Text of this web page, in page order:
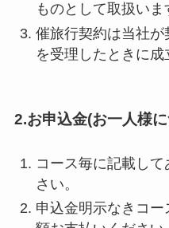
ものとして取扱いま
催旅行契約は当社
を受理したときに成
2.お申込金(お一人様
コース毎に記載し
さい。
申込金明示なきコ